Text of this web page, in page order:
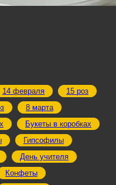
14 февраля
15 роз
8 марта
Букеты в коробках
Гипсофилы
День учителя
Конфеты